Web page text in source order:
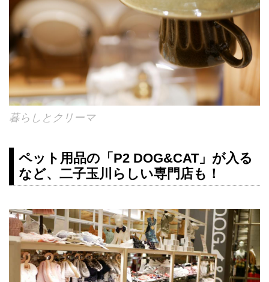
暮らしとクリーマ
ペット用品の「P2 DOG&CAT」が入る
など、二子玉川らしい専門店も！